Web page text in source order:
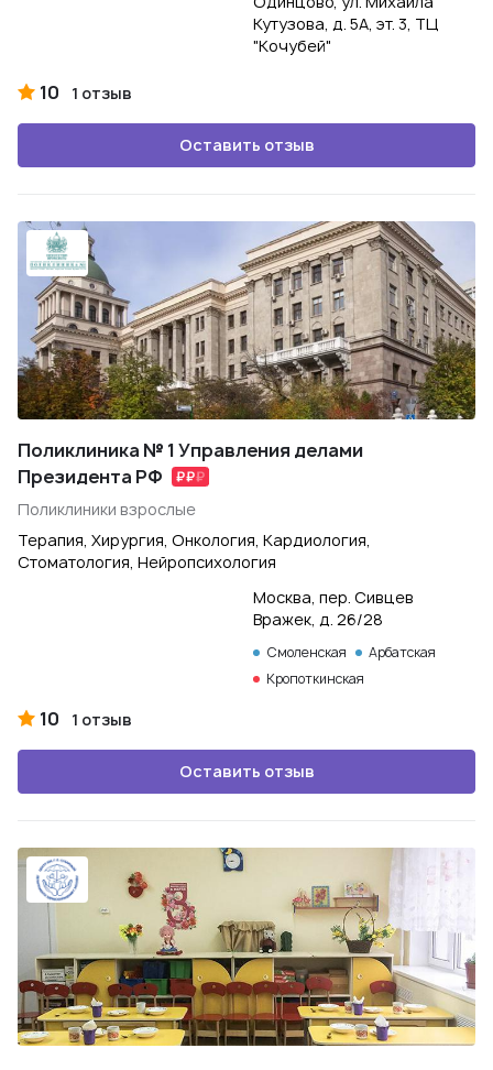
Кутузова, д. 5А, эт. 3, ТЦ
"Кочубей"
10 1 отзыв
Оставить отзыв
Поликлиника № 1 Управления делами
Президента РФ
Поликлиники взрослые
Терапия, Хирургия, Онкология, Кардиология,
Стоматология, Нейропсихология
Москва, пер. Сивцев
Вражек, д. 26/28
Смоленская
Арбатская
Кропоткинская
10 1 отзыв
Оставить отзыв